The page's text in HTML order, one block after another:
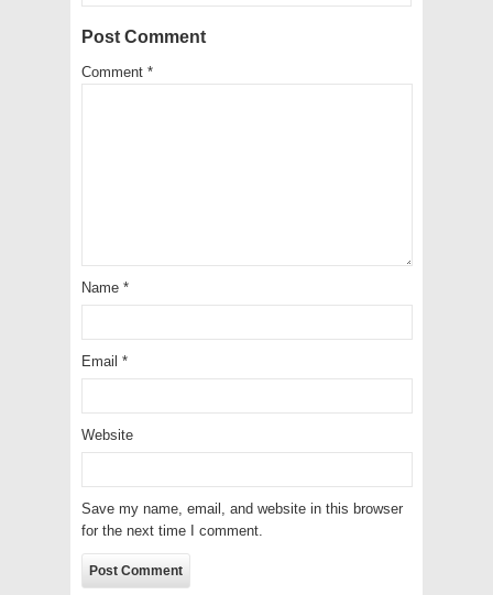
Post Comment
Comment *
Name *
Email *
Website
Save my name, email, and website in this browser
for the next time I comment.